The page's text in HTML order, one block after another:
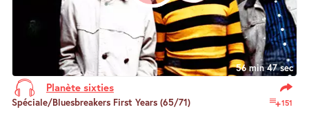
56 min 47 sec
Planète sixties
151
Spéciale/Bluesbreakers First Years (65/71)